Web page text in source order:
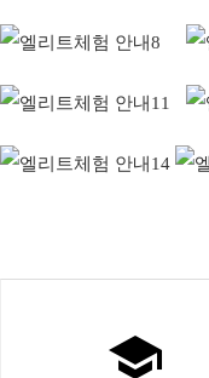
school